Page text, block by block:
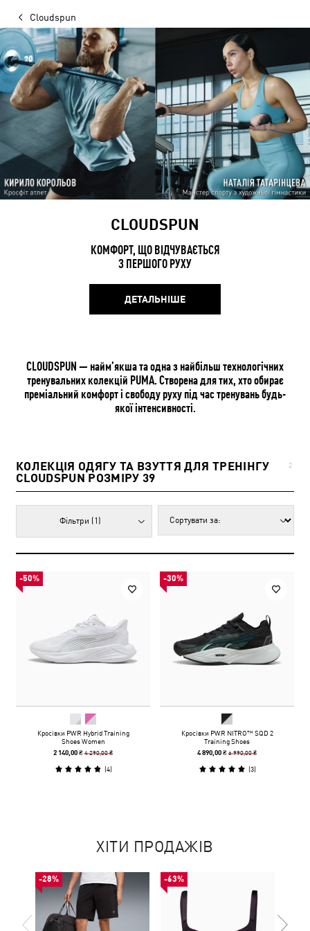
Cloudspun
CLOUDSPUN
КОМФОРТ, ЩО ВІДЧУВАЄТЬСЯ
З ПЕРШОГО РУХУ
ДЕТАЛЬНІШЕ
CLOUDSPUN — найм’якша та одна з найбільш технологічних
тренувальних колекцій PUMA. Створена для тих, хто обирає
преміальний комфорт і свободу руху під час тренувань будь-
якої інтенсивності.
КОЛЕКЦІЯ ОДЯГУ ТА ВЗУТТЯ ДЛЯ ТРЕНІНГУ
CLOUDSPUN РОЗМІРУ 39
2
Фільтри (1)
-50%
Кросівки PWR Hybrid Training
Shoes Women
2 140,00 ₴4 290,00 ₴
(4)
-30%
Кросівки PWR NITRO™ SQD 2
Training Shoes
4 890,00 ₴6 990,00 ₴
(3)
ХІТИ ПРОДАЖІВ
-28% -63%